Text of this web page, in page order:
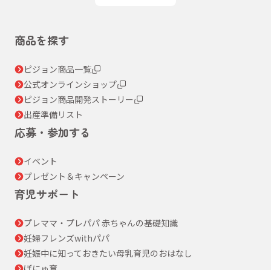
商品を探す
ピジョン商品一覧
公式オンラインショップ
ピジョン商品開発ストーリー
出産準備リスト
応募・参加する
イベント
プレゼント＆キャンペーン
育児サポート
プレママ・プレパパ 赤ちゃんの基礎知識
妊婦フレンズwithパパ
妊娠中に知っておきたい母乳育児のおはなし